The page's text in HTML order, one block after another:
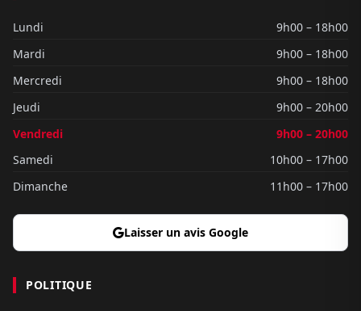
Lundi
9h00 – 18h00
Mardi
9h00 – 18h00
Mercredi
9h00 – 18h00
Jeudi
9h00 – 20h00
Vendredi
9h00 – 20h00
Samedi
10h00 – 17h00
Dimanche
11h00 – 17h00
Laisser un avis Google
POLITIQUE